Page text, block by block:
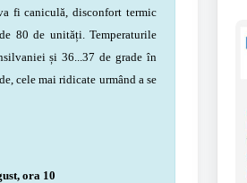
fi caniculă, disconfort termic
80 de unități. Temperaturile
și 36...37 de grade în
cele mai ridicate urmând a se
ora 10